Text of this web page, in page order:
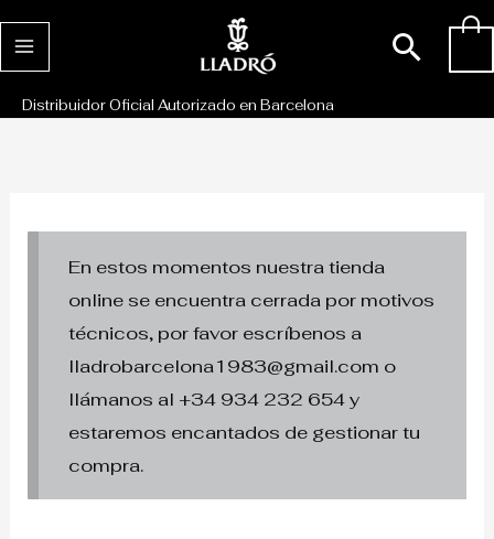
al
Distribuidor Oficial Autorizado en Barcelona
En estos momentos nuestra tienda
online se encuentra cerrada por motivos
técnicos, por favor escríbenos a
lladrobarcelona1983@gmail.com o
llámanos al +34 934 232 654 y
estaremos encantados de gestionar tu
compra.